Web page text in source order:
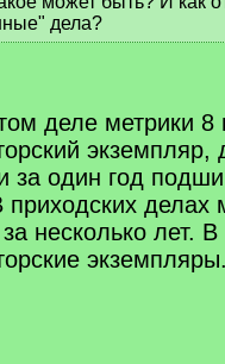
дела?
деле метрики 8
экземпляр,
за один год
делах
за несколько лет.